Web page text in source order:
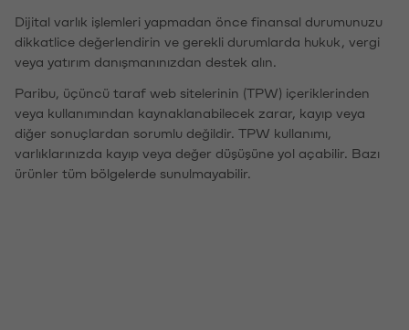
Dijital varlık işlemleri yapmadan önce finansal durumunuzu
dikkatlice değerlendirin ve gerekli durumlarda hukuk, vergi
veya yatırım danışmanınızdan destek alın.
Paribu, üçüncü taraf web sitelerinin (TPW) içeriklerinden
veya kullanımından kaynaklanabilecek zarar, kayıp veya
diğer sonuçlardan sorumlu değildir. TPW kullanımı,
varlıklarınızda kayıp veya değer düşüşüne yol açabilir. Bazı
ürünler tüm bölgelerde sunulmayabilir.